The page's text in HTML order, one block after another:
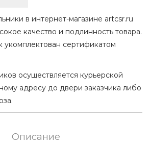
в интернет-магазине artcsr.ru
качество и подлинность товара.
укомплектован сертификатом
осуществляется курьерской
адресу до двери заказчика либо
Описание